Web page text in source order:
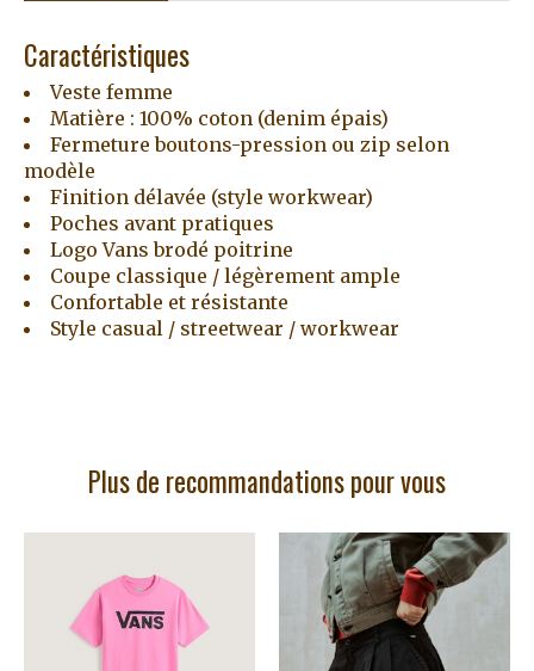
Caractéristiques
Veste femme
Matière : 100% coton (denim épais)
Fermeture boutons-pression ou zip selon
modèle
Finition délavée (style workwear)
Poches avant pratiques
Logo Vans brodé poitrine
Coupe classique / légèrement ample
Confortable et résistante
Style casual / streetwear / workwear
Plus de recommandations pour vous
Articles du carrousel de produits